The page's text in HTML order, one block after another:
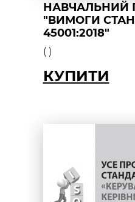
НАВЧАЛЬНИЙ
"ВИМОГИ
45001:2018"
( )
КУПИТИ